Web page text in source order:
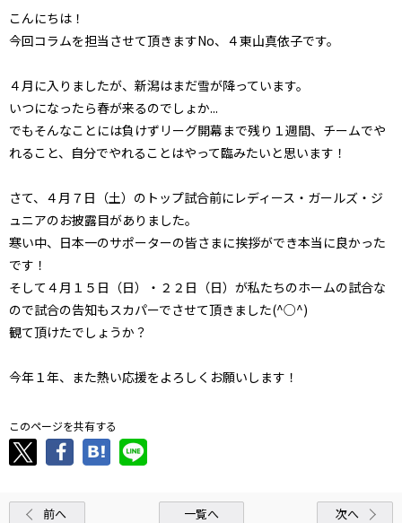
こんにちは！
今回コラムを担当させて頂きますNo、４東山真依子です。
４月に入りましたが、新潟はまだ雪が降っています。
いつになったら春が来るのでしょか...
でもそんなことには負けずリーグ開幕まで残り１週間、チームでや
れること、自分でやれることはやって臨みたいと思います！
さて、４月７日（土）のトップ試合前にレディース・ガールズ・ジ
ュニアのお披露目がありました。
寒い中、日本一のサポーターの皆さまに挨拶ができ本当に良かった
です！
そして４月１５日（日）・２２日（日）が私たちのホームの試合な
ので試合の告知もスカパーでさせて頂きました(^○^)
観て頂けたでしょうか？
今年１年、また熱い応援をよろしくお願いします！
このページを共有する
前へ 一覧へ 次へ